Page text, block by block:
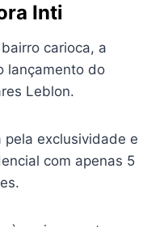
Inti
carioca, a
lançamento do
Leblon.
pela exclusividade e
com apenas 5